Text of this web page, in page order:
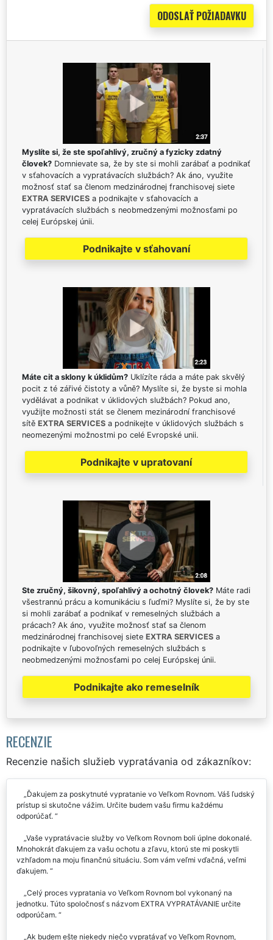
Myslíte si, že ste spoľahlivý, zručný a fyzicky zdatný
človek? Domnievate sa, že by ste si mohli zarábať a podnikať
v sťahovacích a vypratávacích službách? Ak áno, využite
možnosť stať sa členom medzinárodnej franchisovej siete
EXTRA SERVICES a podnikajte v sťahovacích a
vypratávacích službách s neobmedzenými možnosťami po
celej Európskej únii.
Podnikajte v sťahovaní
Máte cit a sklony k úklidům? Uklízíte ráda a máte pak skvělý
pocit z té zářivé čistoty a vůně? Myslíte si, že byste si mohla
vydělávat a podnikat v úklidových službách? Pokud ano,
využijte možnosti stát se členem mezinárodní franchisové
sítě EXTRA SERVICES a podnikejte v úklidových službách s
neomezenými možnostmi po celé Evropské unii.
Podnikajte v upratovaní
Ste zručný, šikovný, spoľahlivý a ochotný človek? Máte radi
všestrannú prácu a komunikáciu s ľuďmi? Myslíte si, že by ste
si mohli zarábať a podnikať v remeselných službách a
prácach? Ak áno, využite možnosť stať sa členom
medzinárodnej franchisovej siete EXTRA SERVICES a
podnikajte v ľubovoľných remeselných službách s
neobmedzenými možnosťami po celej Európskej únii.
Podnikajte ako remeselník
RECENZIE
Recenzie našich služieb vypratávania od zákazníkov:
Ďakujem za poskytnuté vypratanie vo Veľkom Rovnom. Váš ľudský
prístup si skutočne vážim. Určite budem vašu firmu každému
odporúčať.
Vaše vypratávacie služby vo Veľkom Rovnom boli úplne dokonalé.
Mnohokrát ďakujem za vašu ochotu a zľavu, ktorú ste mi poskytli
vzhľadom na moju finančnú situáciu. Som vám veľmi vďačná, veľmi
ďakujem.
Celý proces vypratania vo Veľkom Rovnom bol vykonaný na
jednotku. Túto spoločnosť s názvom EXTRA VYPRATÁVANIE určite
odporúčam.
Ak budem ešte niekedy niečo vypratávať vo Veľkom Rovnom,